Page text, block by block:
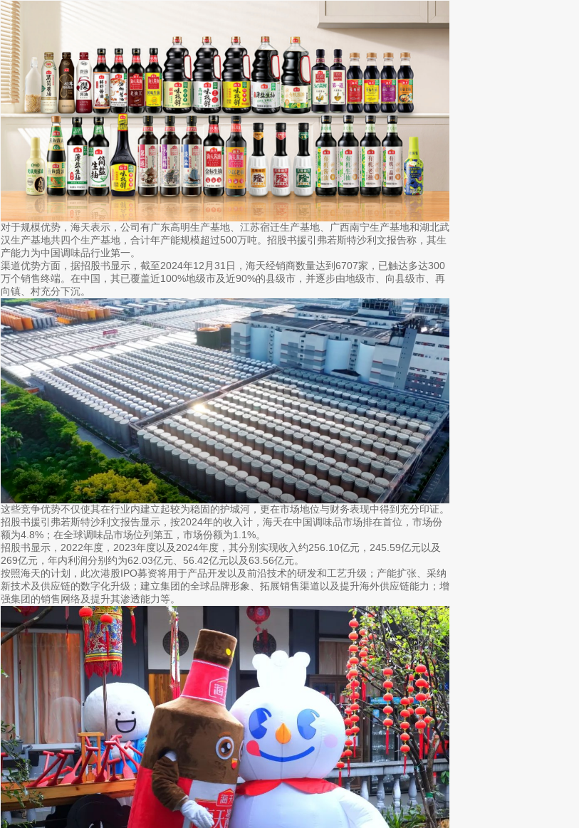
对于规模优势，海天表示，公司有广东高明生产基地、江苏宿迁生产基地、广西南宁生产基地和湖北武
汉生产基地共四个生产基地，合计年产能规模超过500万吨。招股书援引弗若斯特沙利文报告称，其生
产能力为中国调味品行业第一。
渠道优势方面，据招股书显示，截至2024年12月31日，海天经销商数量达到6707家，已触达多达300
万个销售终端。在中国，其已覆盖近100%地级市及近90%的县级市，并逐步由地级市、向县级市、再
向镇、村充分下沉。
这些竞争优势不仅使其在行业内建立起较为稳固的护城河，更在市场地位与财务表现中得到充分印证。
招股书援引弗若斯特沙利文报告显示，按2024年的收入计，海天在中国调味品市场排在首位，市场份
额为4.8%；在全球调味品市场位列第五，市场份额为1.1%。
招股书显示，2022年度，2023年度以及2024年度，其分别实现收入约256.10亿元，245.59亿元以及
269亿元，年内利润分别约为62.03亿元、56.42亿元以及63.56亿元。
按照海天的计划，此次港股IPO募资将用于产品开发以及前沿技术的研发和工艺升级；产能扩张、采纳
新技术及供应链的数字化升级；建立集团的全球品牌形象、拓展销售渠道以及提升海外供应链能力；增
强集团的销售网络及提升其渗透能力等。